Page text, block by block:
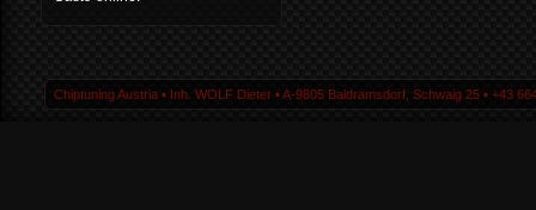
Chiptuning Austria ▪ Inh. WOLF Dieter ▪ A-9805 Baldramsdorf, Schwaig 25 ▪ +43